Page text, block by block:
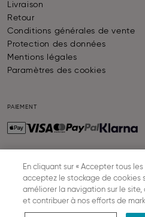
Livraison
Retour
Conditions générales de vente
Protection des données
Mentions légales
Paramètres des cookies
PAIEMENT
LIVRAISONEn cliquant sur « Accepter tous
acceptez le stockage de cookies
améliorer la navigation sur le
et contribuer à nos efforts de